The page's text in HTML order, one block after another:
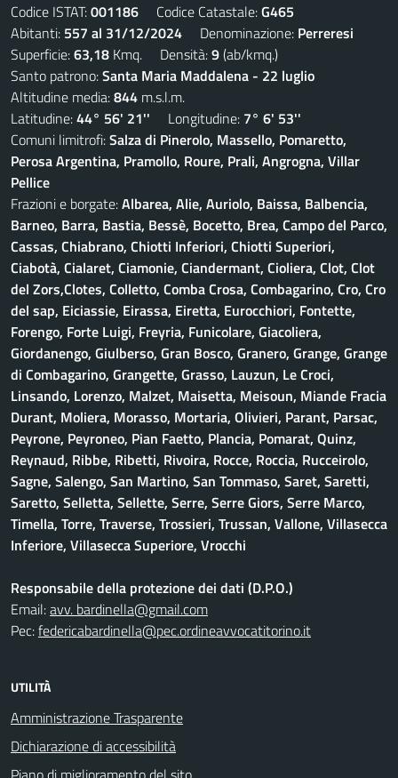
Codice ISTAT:001186 Codice Catastale:G465
Abitanti: 557 al 31/12/2024 Denominazione: Perreresi
Superficie:63,18 Kmq. Densità:9(ab/kmq.)
Santo patrono:Santa Maria Maddalena - 22 luglio
Altitudine media:844 m.s.l.m.
Latitudine:44° 56' 21'' Longitudine: 7° 6' 53''
Comuni limitrofi:Salza di Pinerolo, Massello, Pomaretto,
Perosa Argentina, Pramollo, Roure, Prali, Angrogna, Villar
Pellice
Frazioni e borgate:Albarea, Alie, Auriolo, Baissa, Balbencia,
Barneo, Barra, Bastia, Bessè, Bocetto, Brea, Campo del Parco,
Cassas, Chiabrano, Chiotti Inferiori, Chiotti Superiori,
Ciabotà, Cialaret, Ciamonie, Ciandermant, Cioliera, Clot, Clot
del Zors,Clotes, Colletto, Comba Crosa, Combagarino, Cro, Cro
del sap, Eiciassie, Eirassa, Eiretta, Eurocchiori, Fontette,
Forengo, Forte Luigi, Freyria, Funicolare, Giacoliera,
Giordanengo, Giulberso, Gran Bosco, Granero, Grange, Grange
di Combagarino, Grangette, Grasso, Lauzun, Le Croci,
Linsando, Lorenzo, Malzet, Maisetta, Meisoun, Miande Fracia
Durant, Moliera, Morasso, Mortaria, Olivieri, Parant, Parsac,
Peyrone, Peyroneo, Pian Faetto, Plancia, Pomarat, Quinz,
Reynaud, Ribbe, Ribetti, Rivoira, Rocce, Roccia, Rucceirolo,
Sagne, Salengo, San Martino, San Tommaso, Saret, Saretti,
Saretto, Selletta, Sellette, Serre, Serre Giors, Serre Marco,
Timella, Torre, Traverse, Trossieri, Trussan, Vallone, Villasecca
Inferiore, Villasecca Superiore, Vrocchi
Responsabile della protezione dei dati (D.P.O.)
Email:avv. bardinella@gmail.com
Pec:federicabardinella@pec.ordineavvocatitorino.it
UTILITÀ
Amministrazione Trasparente
Dichiarazione di accessibilità